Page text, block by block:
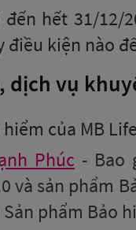
đến hết 31/
điều kiện nào
dịch vụ
của MB
Phúc - Bao
và sản phẩm
phẩm Bảo